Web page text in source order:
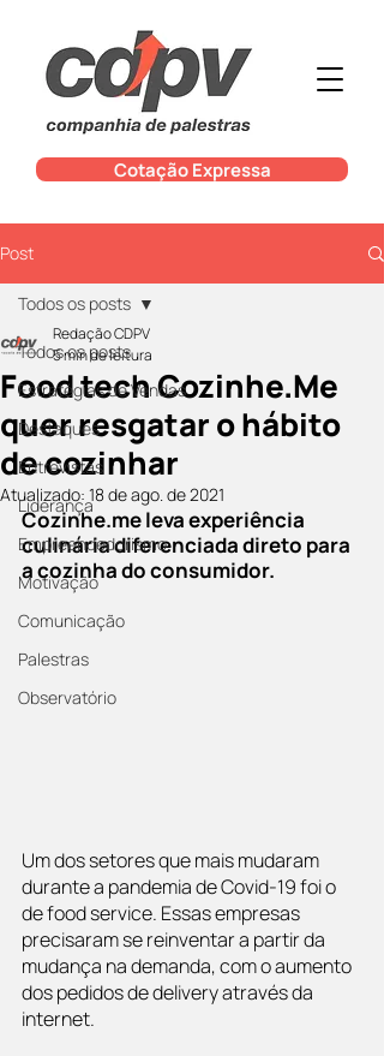
Cotação Expressa
Post
Todos os posts
Estratégias de Vendas
Destaques
Entrevistas
Liderança
Empreendedorismo
Motivação
Comunicação
Palestras
Observatório
Todos os posts
Food tech Cozinhe.Me
quer resgatar o hábito
de cozinhar
Redação CDPV
5 min de leitura
Atualizado: 18 de ago. de 2021
Cozinhe.me leva experiência
culinária diferenciada direto para
a cozinha do consumidor.
Um dos setores que mais mudaram
durante a pandemia de Covid-19 foi o
de food service. Essas empresas
precisaram se reinventar a partir da
mudança na demanda, com o aumento
dos pedidos de delivery através da
internet.